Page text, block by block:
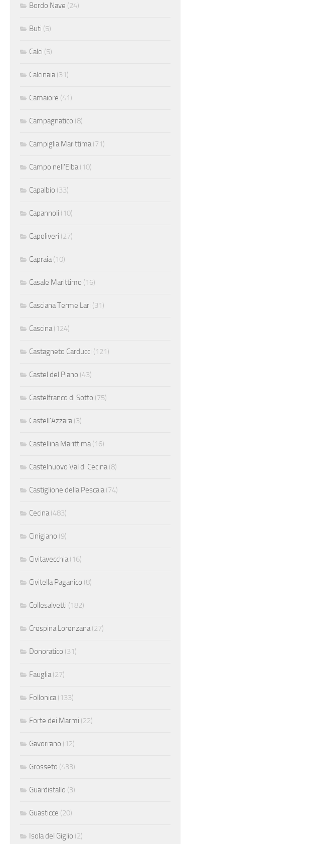
Bordo Nave (24)
Buti (5)
Calci (5)
Calcinaia(31)
Camaiore (41)
Campagnatico (8)
Campiglia Marittima(71)
Campo nell'Elba(10)
Capalbio (33)
Capannoli (10)
Capoliveri (27)
Capraia(10)
Casale Marittimo (16)
Casciana Terme Lari (31)
Cascina(124)
Castagneto Carducci (121)
Castel del Piano (43)
Castelfranco di Sotto (75)
Castell'Azzara(3)
Castellina Marittima(16)
Castelnuovo Val di Cecina(8)
Castiglione della Pescaia(74)
Cecina(483)
Cinigiano (9)
Civitavecchia(16)
Civitella Paganico (8)
Collesalvetti (182)
Crespina Lorenzana(27)
Donoratico (31)
Fauglia(27)
Follonica(133)
Forte dei Marmi (22)
Gavorrano (12)
Grosseto (433)
Guardistallo (3)
Guasticce (20)
Isola del Giglio (2)